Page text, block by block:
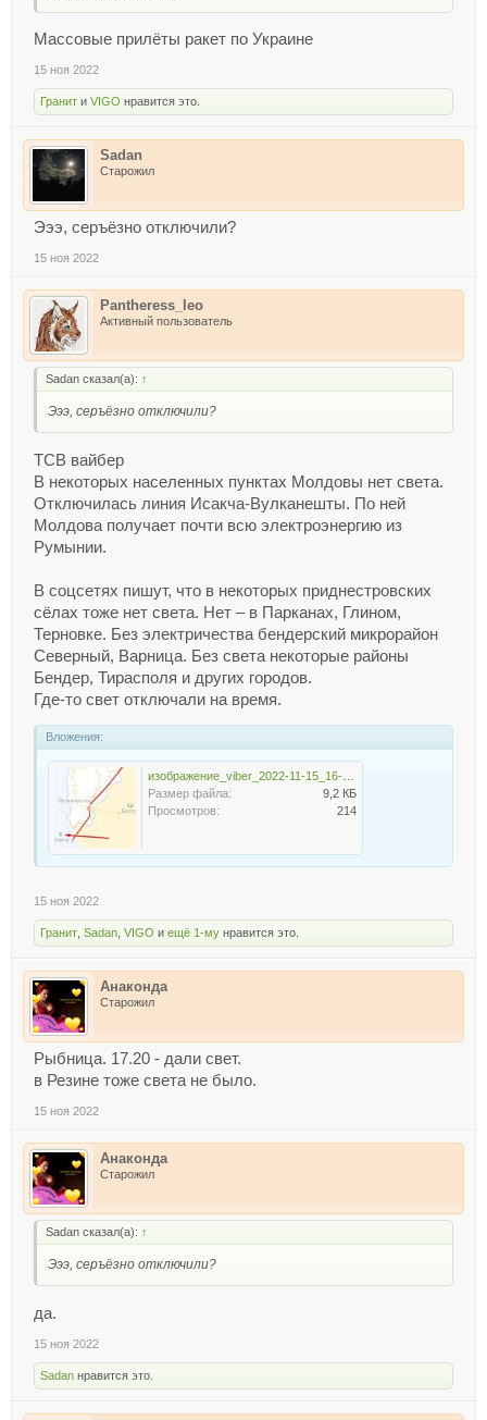
Массовые прилёты ракет по Украине
15 ноя 2022
Гранит и VIGO нравится это.
Sadan
Старожил
Эээ, серъёзно отключили?
15 ноя 2022
Pantheress_leo
Активный пользователь
Sadan сказал(а): ↑
Эээ, серъёзно отключили?
ТСВ вайбер
В некоторых населенных пунктах Молдовы нет света.
Отключилась линия Исакча-Вулканешты. По ней
Молдова получает почти всю электроэнергию из
Румынии.
В соцсетях пишут, что в некоторых приднестровских
сёлах тоже нет света. Нет – в Парканах, Глином,
Терновке. Без электричества бендерский микрорайон
Северный, Варница. Без света некоторые районы
Бендер, Тирасполя и других городов.
Где-то свет отключали на время.
Вложения:
Размер файла:
9,2 КБ
Просмотров:
214
15 ноя 2022
Гранит Sadan VIGO и ещё 1-му нравится это.
Анаконда
Старожил
Рыбница. 17.20 - дали свет.
в Резине тоже света не было.
15 ноя 2022
Анаконда
Старожил
Sadan сказал(а): ↑
Эээ, серъёзно отключили?
да.
15 ноя 2022
Sadan нравится это.